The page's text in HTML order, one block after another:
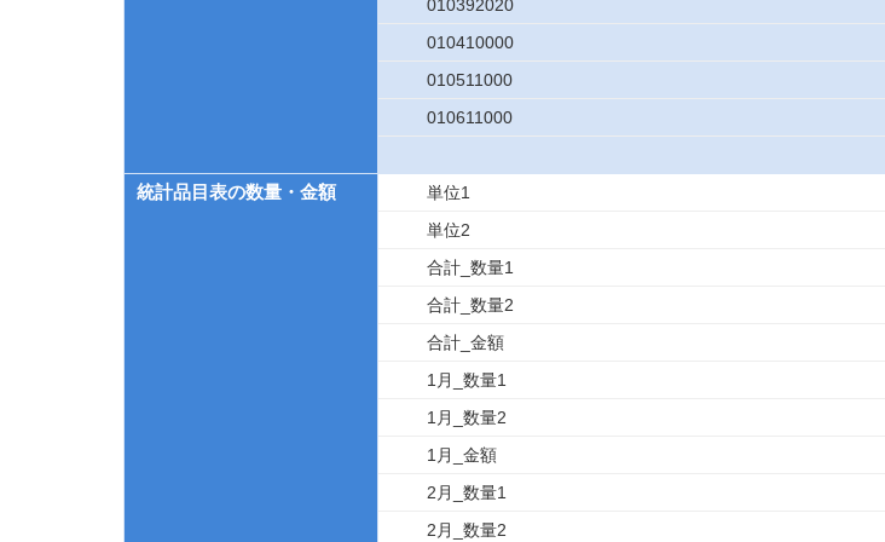
010392020
010410000
010511000
010611000
統計品目表の数量・金額
単位1
単位2
合計_数量1
合計_数量2
合計_金額
1月_数量1
1月_数量2
1月_金額
2月_数量1
2月_数量2